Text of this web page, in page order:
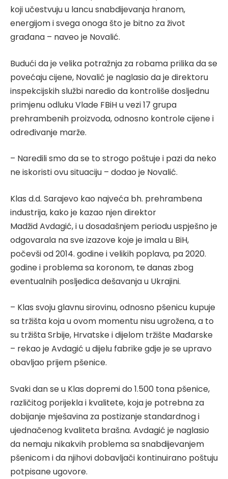
koji učestvuju u lancu snabdijevanja hranom,
energijom i svega onoga što je bitno za život
građana – naveo je Novalić.
Budući da je velika potražnja za robama prilika da se
povećaju cijene, Novalić je naglasio da je direktoru
inspekcijskih službi naredio da kontroliše dosljednu
primjenu odluku Vlade FBiH u vezi 17 grupa
prehrambenih proizvoda, odnosno kontrole cijene i
određivanje marže.
– Naredili smo da se to strogo poštuje i pazi da neko
ne iskoristi ovu situaciju – dodao je Novalić.
Klas d.d. Sarajevo kao najveća bh. prehrambena
industrija, kako je kazao njen direktor
Madžid Avdagić, i u dosadašnjem periodu uspješno je
odgovarala na sve izazove koje je imala u BiH,
počevši od 2014. godine i velikih poplava, pa 2020.
godine i problema sa koronom, te danas zbog
eventualnih posljedica dešavanja u Ukrajini.
– Klas svoju glavnu sirovinu, odnosno pšenicu kupuje
sa tržišta koja u ovom momentu nisu ugrožena, a to
su tržišta Srbije, Hrvatske i dijelom tržište Mađarske
– rekao je Avdagić u dijelu fabrike gdje je se upravo
obavljao prijem pšenice.
Svaki dan se u Klas dopremi do 1.500 tona pšenice,
različitog porijekla i kvalitete, koja je potrebna za
dobijanje mješavina za postizanje standardnog i
ujednačenog kvaliteta brašna. Avdagić je naglasio
da nemaju nikakvih problema sa snabdijevanjem
pšenicom i da njihovi dobavljači kontinuirano poštuju
potpisane ugovore.